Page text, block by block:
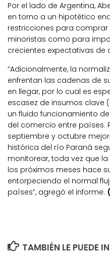
Por el lado de Argentina,
en torno a un hipotético
restricciones para
minoristas como para
crecientes expectativas de
“Adicionalmente, la
enfrentan las cadenas de
en llegar, por lo cual es
escasez de insumos clave
un fluido funcionamiento
del comercio entre países.
septiembre y octubre
histórica del río Paraná
monitorear, toda vez que
los próximos meses hace
entorpeciendo el normal
países”, agregó el informe.
TAMBIÉN LE PUEDE